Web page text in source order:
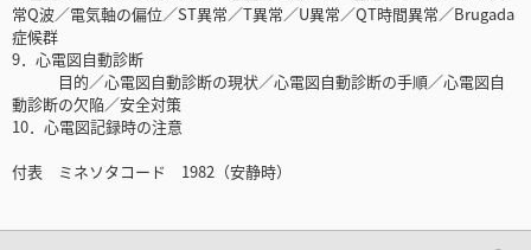
常Q波／電気軸の偏位／ST異常／T異常／U異常／QT時間異常／Brugada
症候群
9．心電図自動診断
目的／心電図自動診断の現状／心電図自動診断の手順／心電図自
動診断の欠陥／安全対策
10．心電図記録時の注意
付表 ミネソタコード 1982（安静時）